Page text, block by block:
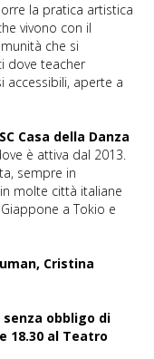
la pratica artistica
vivono con il
che si
dove teacher
aperte a
Casa della Danza
è attiva dal 2013.
sempre in
molte città italiane
a Tokio e
Cristina
obbligo di
18.30 al Teatro